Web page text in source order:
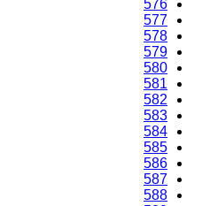
576
577
578
579
580
581
582
583
584
585
586
587
588